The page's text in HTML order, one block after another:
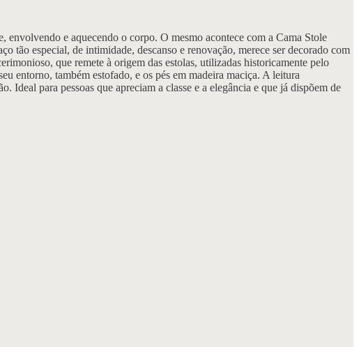
envolvendo e aquecendo o corpo. O mesmo acontece com a Cama Stole
tão especial, de intimidade, descanso e renovação, merece ser decorado com
que remete à origem das estolas, utilizadas historicamente pelo
entorno, também estofado, e os pés em madeira maciça. A leitura
Ideal para pessoas que apreciam a classe e a elegância e que já dispõem de